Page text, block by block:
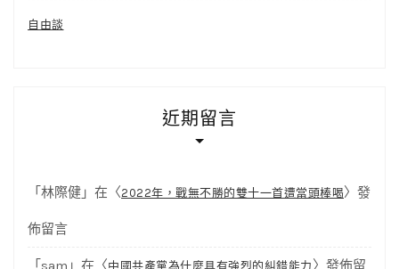
自由談
近期留言
「 林際健 」在〈2022年，戰無不勝的雙十一首遭當頭棒喝〉發
佈留言
「 sam 」在〈中國共產黨為什麼具有強烈的糾錯能力 〉發佈留